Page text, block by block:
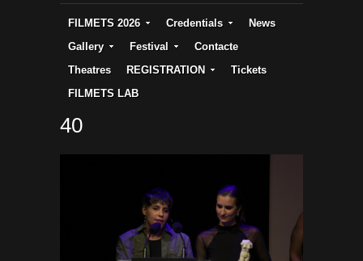
FILMETS 2026 Credentials
News
Gallery
Festival
Contacte
Theatres
REGISTRATION
Tickets
FILMETS LAB
40